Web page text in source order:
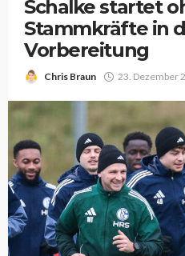
Schalke startet
Stammkräfte in
Vorbereitung
Chris Braun 23. Dezember